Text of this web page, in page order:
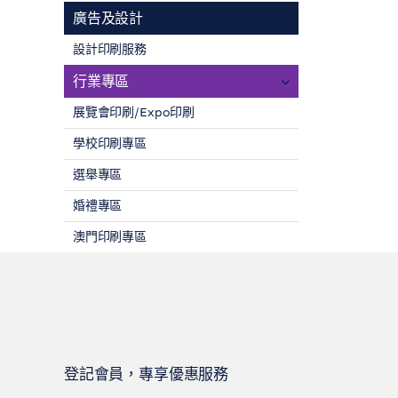
廣告及設計
設計印刷服務
行業專區
展覽會印刷/Expo印刷
學校印刷專區
選舉專區
婚禮專區
澳門印刷專區
登記會員，專享優惠服務